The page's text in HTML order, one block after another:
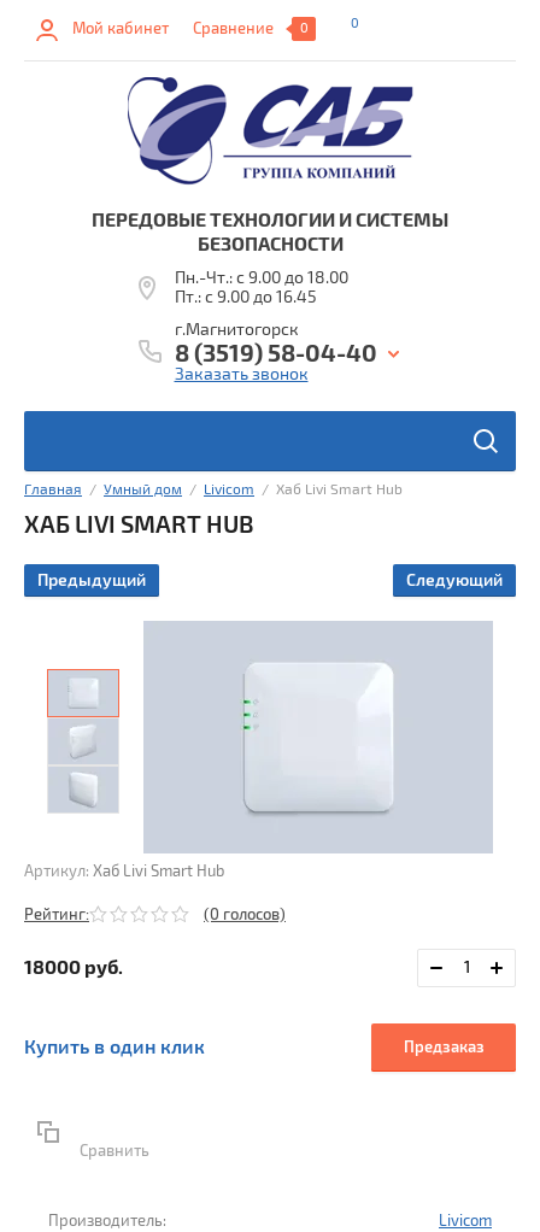
Мой кабинет Сравнение 0 0
ПЕРЕДОВЫЕ ТЕХНОЛОГИИ И СИСТЕМЫ
БЕЗОПАСНОСТИ
Пн.-Чт.: с 9.00 до 18.00
Пт.: с 9.00 до 16.45
г.Магнитогорск
8 (3519) 58-04-40
Заказать звонок
Главная
  /
Умный дом
  /
Livicom
  /  Хаб Livi Smart Hub
ХАБ LIVI SMART HUB
Предыдущий Следующий
Артикул: Хаб Livi Smart Hub
Рейтинг: (0 голосов)
18000 руб.
Купить в один клик Предзаказ
Сравнить
Производитель: Livicom